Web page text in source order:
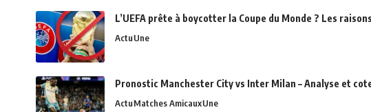
L’UEFA prête à boycotter la Coupe du Monde ? Les
ActuUne
Pronostic Manchester City vs Inter Milan – Analyse et
ActuMatches AmicauxUne